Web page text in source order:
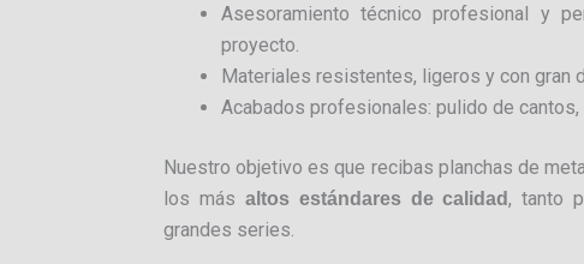
Asesoramiento técnico profesional y
proyecto.
Materiales resistentes, ligeros y con gran
Acabados profesionales: pulido de cantos,
Nuestro objetivo es que recibas planchas de
los más altos estándares de calidad, tanto
grandes series.